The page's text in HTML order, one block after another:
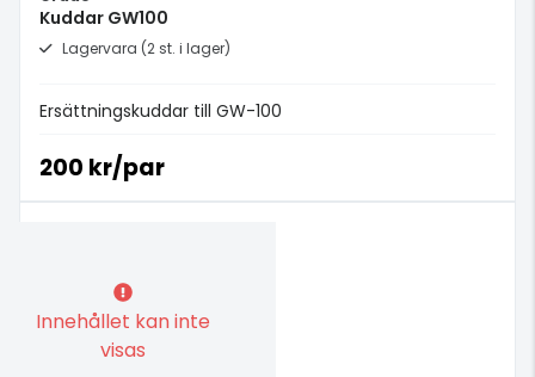
Kuddar GW100
Lagervara (2 st. i lager)
Ersättningskuddar till GW-100
200 kr/par
Innehållet kan inte
visas